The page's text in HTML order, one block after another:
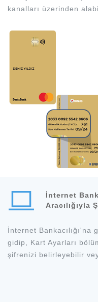
kanalları üzerinden
İnternet
Aracılığıyla
İnternet Bankacılığı'na
gidip, Kart Ayarları
şifrenizi belirleyebilir